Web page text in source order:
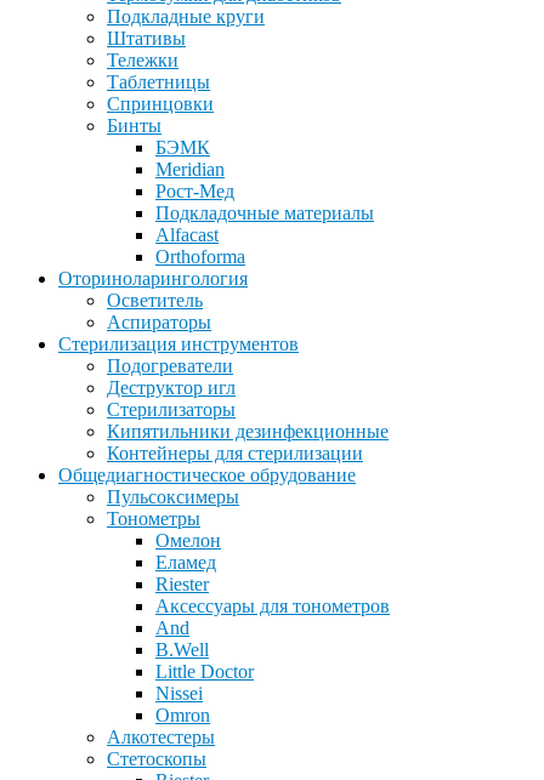
Подкладные круги
Штативы
Тележки
Таблетницы
Спринцовки
Бинты
БЭМК
Meridian
Рост-Мед
Подкладочные материалы
Alfacast
Orthoforma
Оториноларингология
Осветитель
Аспираторы
Стерилизация инструментов
Подогреватели
Деструктор игл
Стерилизаторы
Кипятильники дезинфекционные
Контейнеры для стерилизации
Общедиагностическое обрудование
Пульсоксимеры
Тонометры
Омелон
Еламед
Riester
Аксессуары для тонометров
And
B.Well
Little Doctor
Nissei
Omron
Алкотестеры
Стетоскопы